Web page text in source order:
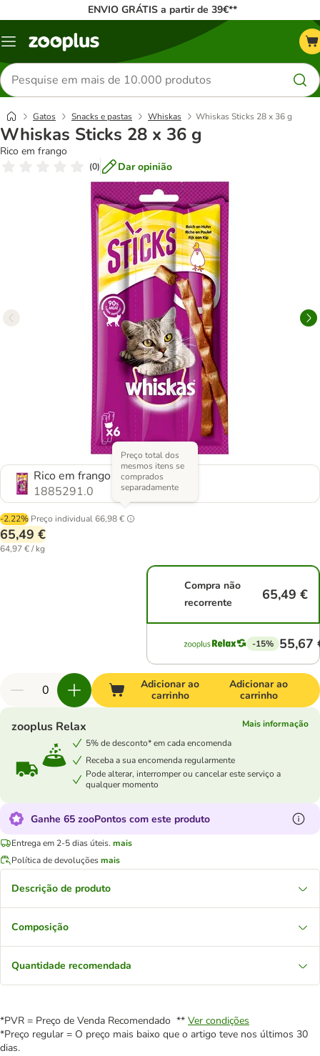
ENVIO GRÁTIS a partir de 39€**
Menu
Pesquisar
produtos
Gatos Snacks e pastas Whiskas Whiskas Sticks 28 x 36 g
Whiskas Sticks 28 x 36 g
Rico em frango
(0) Dar opinião
Rico em frango
1885291.0
-2.22% Preço individual66,98 €
Preço total dos
mesmos itens se
comprados
separadamente
65,49 €
64,97 € / kg
Compra não
recorrente
65,49 €
-15% 55,67
Adicionar ao
carrinho
Adicionar ao
carrinho
zooplus Relax
Mais informação
5% de desconto* em cada encomenda
Receba a sua encomenda regularmente
Pode alterar, interromper ou cancelar este serviço a
qualquer momento
Ganhe 65 zooPontos com este produto
Entrega em 2-5 dias úteis. mais
Política de devoluçõesmais
Descrição de produto
Composição
Quantidade recomendada
*PVR = Preço de Venda Recomendado ** Ver condições
*Preço regular = O preço mais baixo que o artigo teve nos últimos 30
dias.